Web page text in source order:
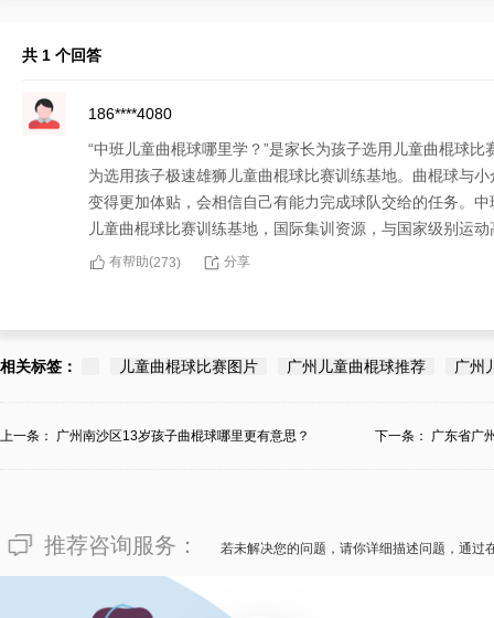
共 1 个回答
186****4080
“中班儿童曲棍球哪里学？”是家长为孩子选用儿童曲棍球
为选用孩子极速雄狮儿童曲棍球比赛训练基地。曲棍球与
变得更加体贴，会相信自己有能力完成球队交给的任务。
儿童曲棍球比赛训练基地，国际集训资源，与国家级别运
有帮助(273) 分享
相关标签： 儿童曲棍球比赛图片 广州儿童曲棍球推荐 广州
上一条： 广州南沙区13岁孩子曲棍球哪里更有意思？ 下一条： 广东省广
推荐咨询服务： 若未解决您的问题，请你详细描述问题，通过